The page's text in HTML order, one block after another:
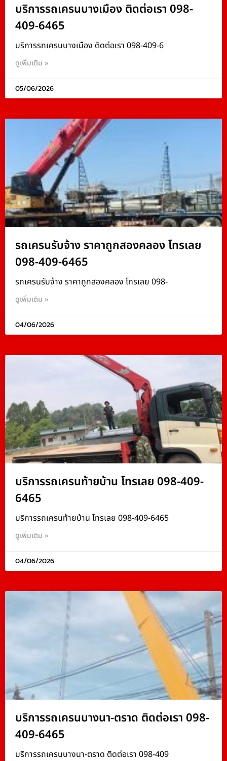
บริการรถเครนบางเมือง ติดต่อเรา 098-
409-6465
บริการรถเครนบางเมือง ติดต่อเรา 098-409-6
ดูเพิ่มเติม »
05/06/2026
รถเครนรับจ้าง ราคาถูกสองคลอง โทรเลย
098-409-6465
รถเครนรับจ้าง ราคาถูกสองคลอง โทรเลย 098-
ดูเพิ่มเติม »
04/06/2026
บริการรถเครนท้ายบ้าน โทรเลย 098-409-
6465
บริการรถเครนท้ายบ้าน โทรเลย 098-409-6465
ดูเพิ่มเติม »
04/06/2026
บริการรถเครนบางนา-ตราด ติดต่อเรา 098-
409-6465
บริการรถเครนบางนา-ตราด ติดต่อเรา 098-409